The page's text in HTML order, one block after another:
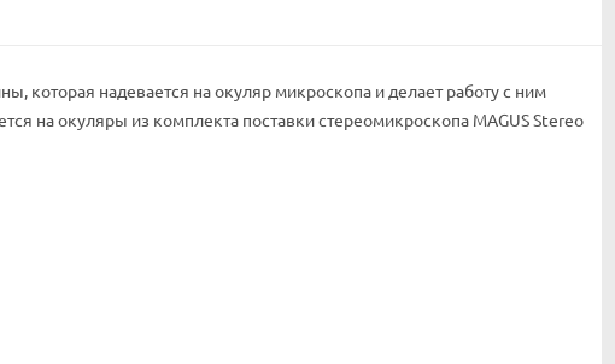
которая надевается на окуляр микроскопа и делает работу с ним
на окуляры из комплекта поставки стереомикроскопа MAGUS Stereo